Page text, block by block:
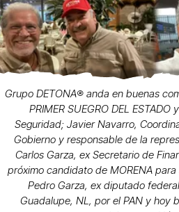
Grupo DETONA®️ anda en buenas
PRIMER SUEGRO DEL
Seguridad; Javier Navarro,
Gobierno y responsable de la
Carlos Garza, ex Secretario de
próximo candidato de MORENA
Pedro Garza, ex diputado
Guadalupe, NL, por el PAN y hoy